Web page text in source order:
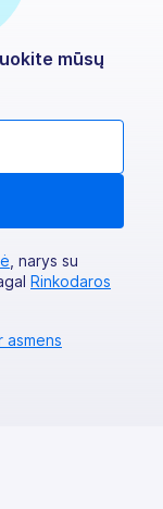
mūsų
, narys su
Rinkodaros
asmens